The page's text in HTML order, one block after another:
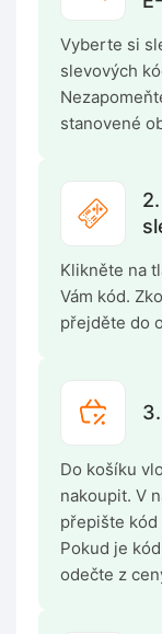
Vyberte si
slevových
stanovené
Klikněte na
Vám kód.
přejděte do
Do košíku
nakoupit. V
přepište kód
Pokud je
odečte z